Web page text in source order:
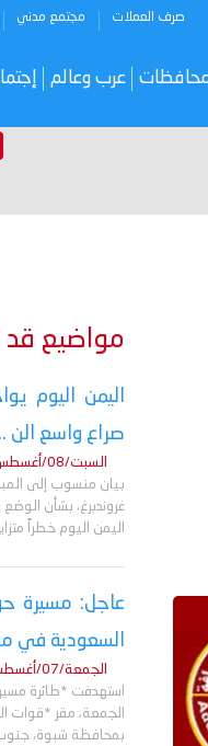
صرف العملات مجتمع مدني
عرب وعالم
مواضيع
اليمن اليوم
صراع واسع الن
السبت/08/أغسطس/2026 - 12:10 ص
بيان منسوب إلى
اليمن اليوم خطراً
عاجل: مسيرة
السعودية في
الجمعة/07/أغسطس/2026 - 10:43 م
استهدفت *طائرة
الجمعة، مقر *قوات
بمحافظة شبوة،